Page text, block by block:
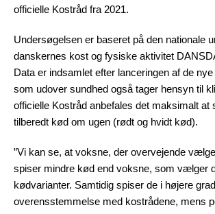
officielle Kostråd fra 2021.
Undersøgelsen er baseret på den nationale
danskernes kost og fysiske aktivitet
Data er indsamlet efter lanceringen af de
som udover sundhed også tager hensyn til
officielle Kostråd anbefales det maksimalt at
tilberedt kød om ugen (rødt og hvidt kød).
”Vi kan se, at voksne, der overvejende
spiser mindre kød end voksne, som vælger
kødvarianter. Samtidig spiser de i højere
overensstemmelse med kostrådene, mens